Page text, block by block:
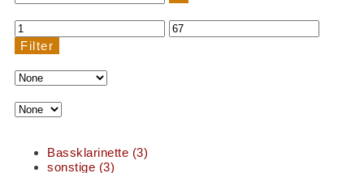
Filter
Bassklarinette (3)
sonstige (3)